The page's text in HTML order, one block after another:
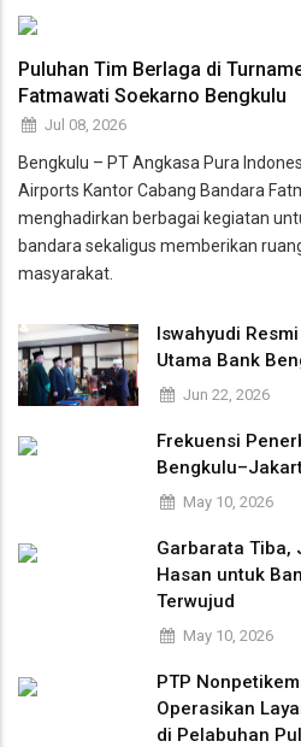
Puluhan Tim Berlaga di
Fatmawati Soekarno Bengkulu
Jul 08, 2026
Bengkulu – PT Angkasa Pura
Airports Kantor Cabang Bandara
menghadirkan berbagai kegiatan
bandara sekaligus memberikan
masyarakat.
Iswahyudi
Utama Bank
Jun 22, 2026
Frekuensi
May 10, 2026
Garbarata Tiba,
Hasan untuk
Terwujud
May 10, 2026
PTP
Operasikan
di Pelabuhan